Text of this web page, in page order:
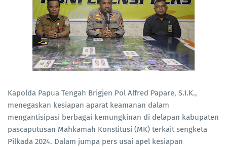
Kapolda Papua Tengah Brigjen Pol Alfred Papare, S.I.K.,
menegaskan kesiapan aparat keamanan dalam
mengantisipasi berbagai kemungkinan di delapan kabupaten
pascaputusan Mahkamah Konstitusi (MK) terkait sengketa
Pilkada 2024. Dalam jumpa pers usai apel kesiapan